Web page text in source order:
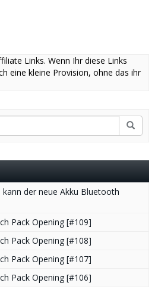
Links. Wenn Ihr diese Links
eine kleine Provision, ohne das ihr
kann der neue Akku Bluetooth
Pack Opening [#109]
Pack Opening [#108]
Pack Opening [#107]
Pack Opening [#106]